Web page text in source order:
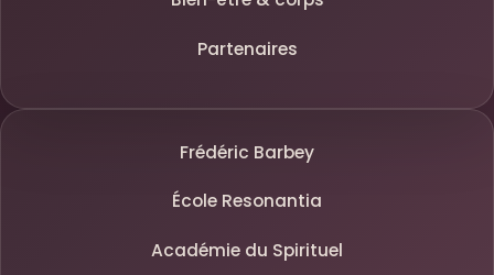
Partenaires
Frédéric Barbey
École Resonantia
Académie du Spirituel